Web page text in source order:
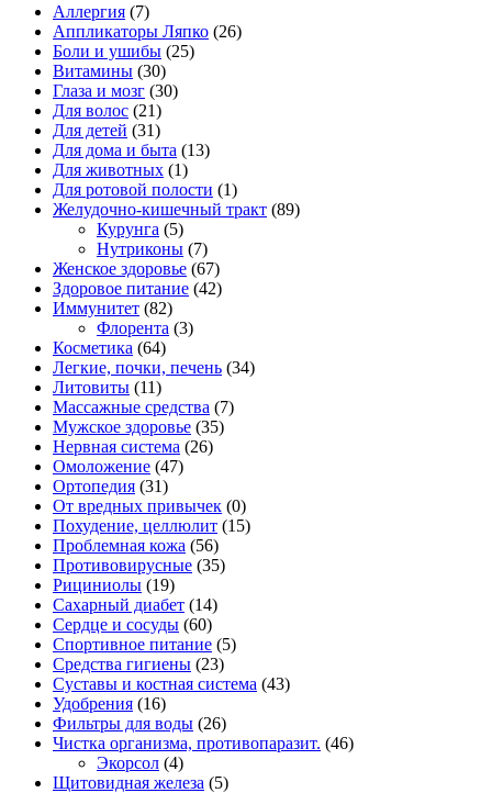
Аллергия (7)
Аппликаторы Ляпко (26)
Боли и ушибы (25)
Витамины (30)
Глаза и мозг (30)
Для волос (21)
Для детей (31)
Для дома и быта (13)
Для животных (1)
Для ротовой полости (1)
Желудочно-кишечный тракт (89)
Курунга (5)
Нутриконы (7)
Женское здоровье (67)
Здоровое питание (42)
Иммунитет (82)
Флорента (3)
Косметика (64)
Легкие, почки, печень (34)
Литовиты (11)
Массажные средства (7)
Мужское здоровье (35)
Нервная система (26)
Омоложение (47)
Ортопедия (31)
От вредных привычек (0)
Похудение, целлюлит (15)
Проблемная кожа (56)
Противовирусные (35)
Рициниолы (19)
Сахарный диабет (14)
Сердце и сосуды (60)
Спортивное питание (5)
Средства гигиены (23)
Суставы и костная система (43)
Удобрения (16)
Фильтры для воды (26)
Чистка организма, противопаразит. (46)
Экорсол (4)
Щитовидная железа (5)